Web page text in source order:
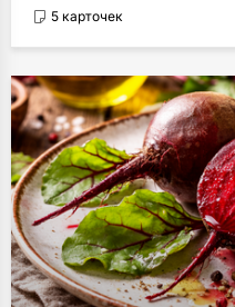
5 карточек